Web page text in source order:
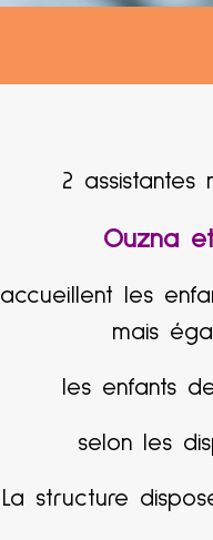
2 assistantes
Ouzna
accueillent les
mais
les enfants
selon les
La structure